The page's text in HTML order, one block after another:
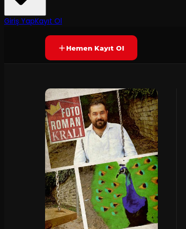
Giriş YapKayıt OlYAKINDA
Hemen Kayıt Ol